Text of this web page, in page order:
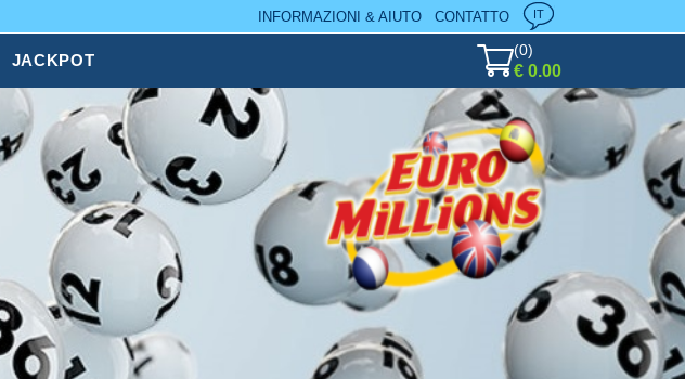
INFORMAZIONI & AIUTO CONTATTO IT
JACKPOT
(0)
€ 0.00